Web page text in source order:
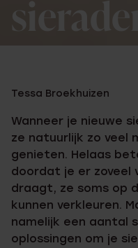
Tessa Broekhuizen
Wanneer je nieuwe
ze natuurlijk zo veel
genieten. Helaas
doordat je er zoveel
draagt, ze soms op
kunnen verkleuren.
namelijk een aantal
oplossingen om je